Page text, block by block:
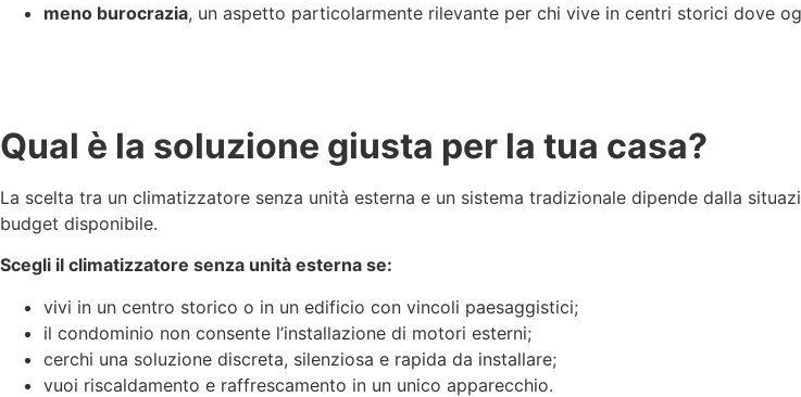
meno burocrazia, un aspetto particolarmente rilevante per chi vive in centri storici dove
Qual è la soluzione giusta per la tua casa?
La scelta tra un climatizzatore senza unità esterna e un sistema tradizionale dipende dalla
budget disponibile.
Scegli il climatizzatore senza unità esterna se:
vivi in un centro storico o in un edificio con vincoli paesaggistici;
il condominio non consente l’installazione di motori esterni;
cerchi una soluzione discreta, silenziosa e rapida da installare;
vuoi riscaldamento e raffrescamento in un unico apparecchio.